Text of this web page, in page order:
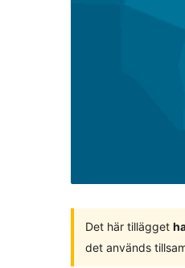
Det här tillägget
det används